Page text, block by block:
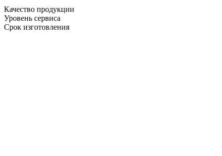
Качество продукции
Уровень сервиса
Срок изготовления